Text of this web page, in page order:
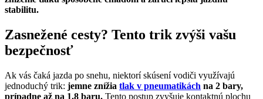
stabilitu.
Zasnežené cesty? Tento trik zvýši vašu
bezpečnosť
Ak vás čaká jazda po snehu, niektorí skúsení vodiči využívajú
jednoduchý trik: jemne znížia tlak v pneumatikách na 2 bary,
prípadne až na 1.8 baru. Tento postup zvyšuje kontaktnú plochu